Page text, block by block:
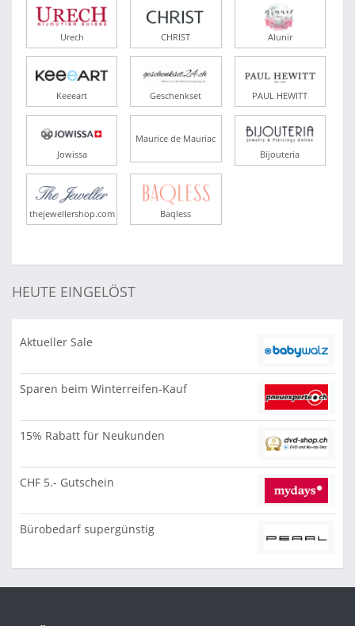
Urech CHRIST Alunir
Keeeart Geschenkset PAUL HEWITT
Jowissa
Maurice de Mauriac
Bijouteria
thejewellershop.com Baqless
HEUTE EINGELÖST
Aktueller Sale
Sparen beim Winterreifen-Kauf
15% Rabatt für Neukunden
CHF 5.- Gutschein
Bürobedarf supergünstig